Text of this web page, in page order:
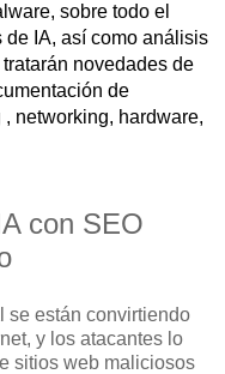
sobre todo el
de IA, así como análisis
novedades de
de
networking, hardware,
con SEO
se están convirtiendo
y los atacantes lo
sitios web maliciosos